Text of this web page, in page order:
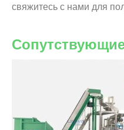
свяжитесь с нами для